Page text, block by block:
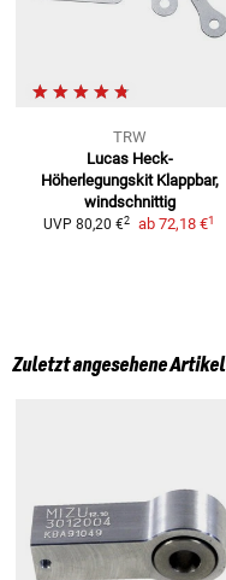
TRW
Lucas Heck-
Höherlegungskit Klappbar,
windschnittig
UVP 80,20 €2 ab 72,18 €1
Zuletzt angesehene Artikel